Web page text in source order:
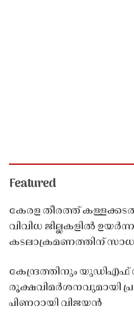
Featured
കേരള തീരത്ത്
വിവിധ ജില്ലകളിൽ
കടലാക്രമണത്തിന്
കേന്ദ്രത്തിനും യുഡിഎഫ്
രൂക്ഷവിമർശനവുമായി
പിണറായി വിജയൻ